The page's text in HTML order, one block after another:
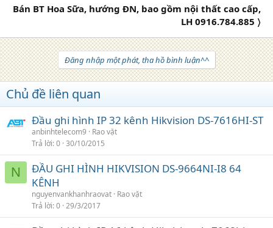
Bán BT Hoa Sữa, hướng ĐN, bao gồm nội thất cao cấp,
LH 0916.784.885 〉
Đăng nhập một phát, tha hồ bình luận^^
Chủ đề liên quan
Đầu ghi hình IP 32 kênh Hikvision DS-7616HI-ST
anbinhtelecom9
Rao vặt
Trả lời 0 30/10/2015
N
ĐẦU GHI HÌNH HIKVISION DS-9664NI-I8 64
KÊNH
nguyenvankhanhraovat Rao vặt
Trả lời 0 29/3/2017